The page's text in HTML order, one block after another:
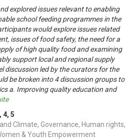
explored issues relevant to enabling
school feeding programmes in the
would explore issues related
issues of food safety, the need for a
of high quality food and examining
support local and regional supply
discussion led by the curators for the
be broken into 4 discussion groups to
a. Improving quality education and
, 4, 5
Climate, Governance, Human rights,
& Youth Empowerment